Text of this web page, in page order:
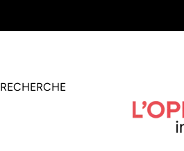
RECHERCHE